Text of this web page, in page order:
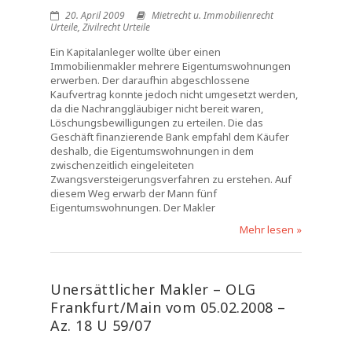
20. April 2009
Mietrecht u. Immobilienrecht
Urteile, Zivilrecht Urteile
Ein Kapitalanleger wollte über einen
Immobilienmakler mehrere Eigentumswohnungen
erwerben. Der daraufhin abgeschlossene
Kaufvertrag konnte jedoch nicht umgesetzt werden,
da die Nachranggläubiger nicht bereit waren,
Löschungsbewilligungen zu erteilen. Die das
Geschäft finanzierende Bank empfahl dem Käufer
deshalb, die Eigentumswohnungen in dem
zwischenzeitlich eingeleiteten
Zwangsversteigerungsverfahren zu erstehen. Auf
diesem Weg erwarb der Mann fünf
Eigentumswohnungen. Der Makler
Mehr lesen »
Unersättlicher Makler – OLG
Frankfurt/Main vom 05.02.2008 –
Az. 18 U 59/07